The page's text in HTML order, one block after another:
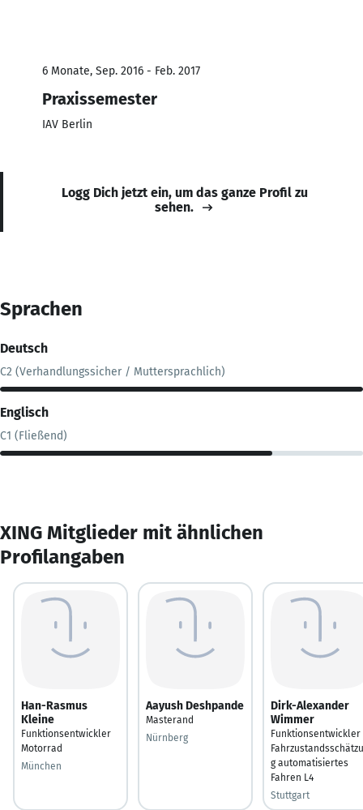
6 Monate, Sep. 2016 - Feb. 2017
Praxissemester
IAV Berlin
Logg Dich jetzt ein, um das ganze Profil zu
sehen.
Sprachen
Deutsch
C2 (Verhandlungssicher / Muttersprachlich)
Englisch
C1 (Fließend)
XING Mitglieder mit ähnlichen
Profilangaben
Han-Rasmus
Kleine
Funktionsentwickler
Motorrad
München
Aayush Deshpande
Masterand
Nürnberg
Dirk-Alexander
Wimmer
Funktionsentwickler
g automatisiertes
Fahren L4
Stuttgart